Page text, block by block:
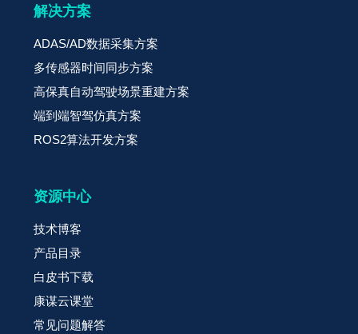
解决方案
ADAS/AD数据采集方案
多传感器时间同步方案
高保真自动驾驶场景重建方案
端到端智驾仿真方案
ROS2算法开发方案
资源中心
技术博客
产品目录
白皮书下载
康谋云课堂
常见问题解答